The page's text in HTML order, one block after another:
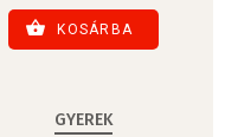
KOSÁRBA
GYEREK